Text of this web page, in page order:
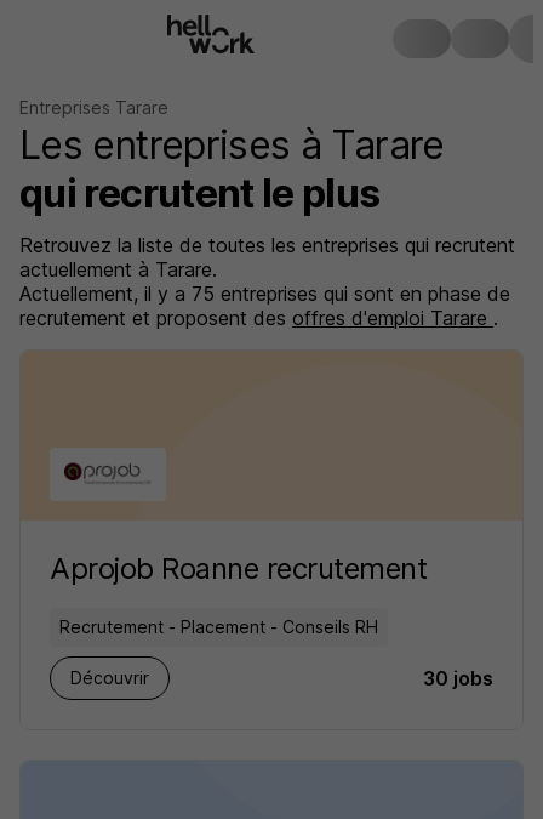
Entreprises Tarare
Les entreprises à Tarare
qui recrutent le plus
Retrouvez la liste de toutes les entreprises qui recrutent
actuellement à Tarare.
Actuellement, il y a 75 entreprises qui sont en phase de
recrutement et proposent des offres d'emploi Tarare .
Aprojob Roanne recrutement
Recrutement - Placement - Conseils RH
Découvrir 30 jobs